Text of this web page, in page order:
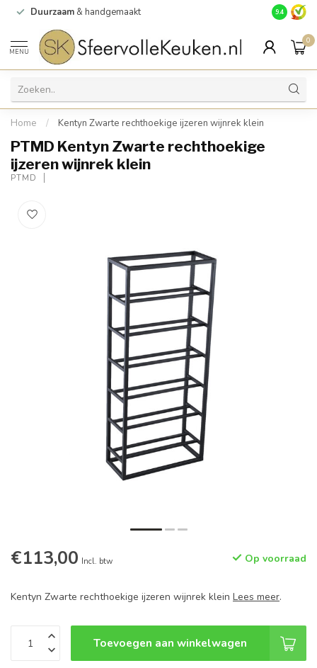
Duurzaam & handgemaakt Gratis
9.4
MENU
0
Home / Kentyn Zwarte rechthoekige ijzeren wijnrek klein
PTMD Kentyn Zwarte rechthoekige
ijzeren wijnrek klein
PTMD
€113,00 Incl. btw Op voorraad
Kentyn Zwarte rechthoekige ijzeren wijnrek klein Lees meer.
Toevoegen aan winkelwagen